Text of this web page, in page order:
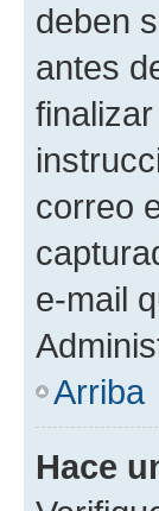
deben
antes
correo
e-mail
Arriba
Hace